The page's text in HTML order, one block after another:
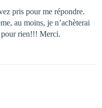
pris pour me répondre.
au moins, je n’achèterai
pour rien!!! Merci.